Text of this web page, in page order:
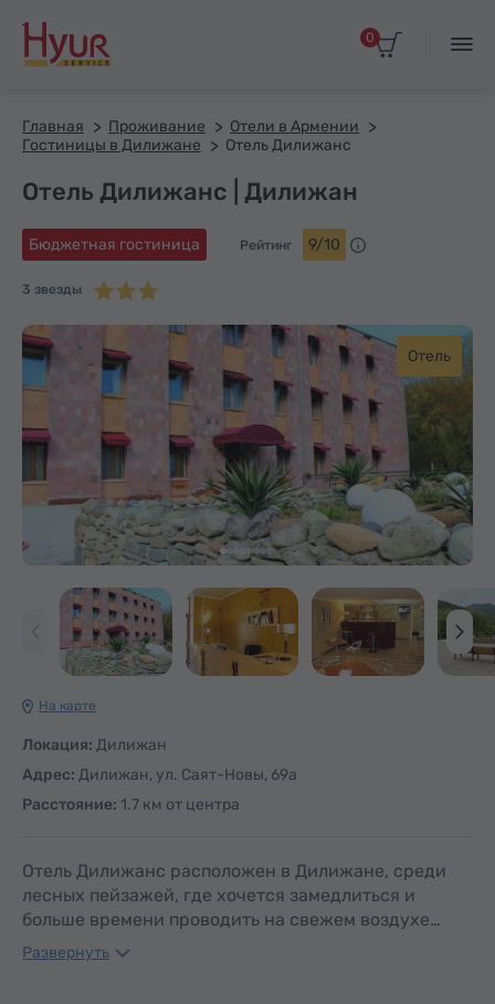
0
Главная Проживание
Отели в Армении
Гостиницы в Дилижане
Отель Дилижанс
Отель Дилижанс | Дилижан
Бюджетная гостиница
3 звезды
Рейтинг 9/10
Отель
На карте
Локация: Дилижан
Адрес: Дилижан, ул. Саят-Новы, 69а
Расстояние: 1.7 км от центра
Отель Дилижанс расположен в Дилижане, среди
лесных пейзажей, где хочется замедлиться и
больше времени проводить на свежем воздухе…
Развернуть